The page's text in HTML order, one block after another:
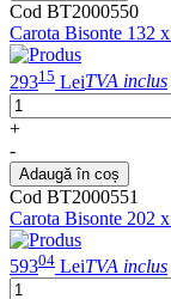
Cod BT2000550
Carota Bisonte 132
29315 LeiTVA inclus
+
-
Adaugă în coș
Cod BT2000551
Carota Bisonte 202
59304 LeiTVA inclus